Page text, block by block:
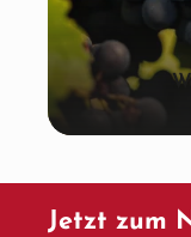
Jetzt zum